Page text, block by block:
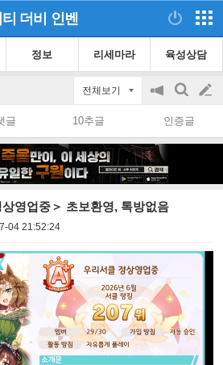
더비 인벤
정보 리세마라 육성상담
전체보기
공
on/off
검
색
글
쓰
글 10추글 인증글
영업중＞ 초보환영, 톡방없음
04 21:52:24